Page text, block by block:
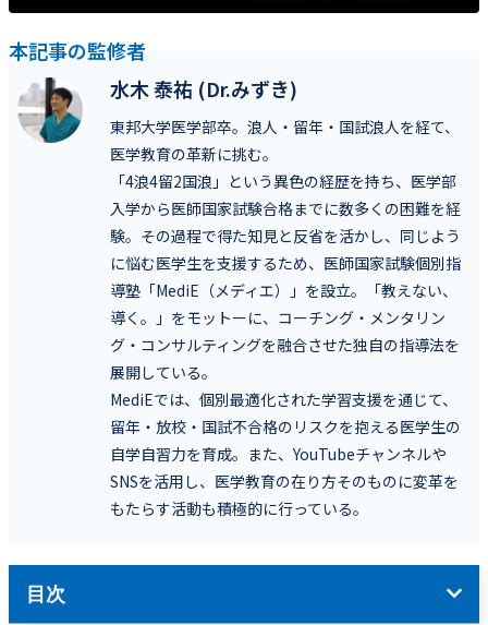
本記事の監修者
水木 泰祐 (Dr.みずき)
東邦大学医学部卒。浪人・留年・国試浪人を経て、
医学教育の革新に挑む。
「4浪4留2国浪」という異色の経歴を持ち、医学部
入学から医師国家試験合格までに数多くの困難を経
験。その過程で得た知見と反省を活かし、同じよう
に悩む医学生を支援するため、医師国家試験個別指
導塾「MediE（メディエ）」を設立。「教えない、
導く。」をモットーに、コーチング・メンタリン
グ・コンサルティングを融合させた独自の指導法を
展開している。
MediEでは、個別最適化された学習支援を通じて、
留年・放校・国試不合格のリスクを抱える医学生の
自学自習力を育成。また、YouTubeチャンネルや
SNSを活用し、医学教育の在り方そのものに変革を
もたらす活動も積極的に行っている。
目次